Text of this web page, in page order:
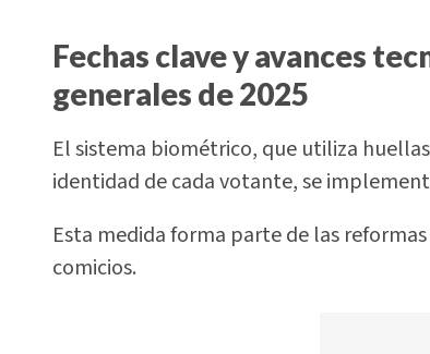
Fechas clave y avances
generales de 2025
El sistema biométrico, que utiliza
identidad de cada votante, se
Esta medida forma parte de las
comicios.